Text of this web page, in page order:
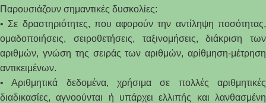
Παρουσιάζουν σημαντικές δυσκολίες:
• Σε δραστηριότητες, που αφορούν την αντίληψη ποσότητας,
ομαδοποιήσεις, σειροθετήσεις, ταξινομήσεις, διάκριση των
αριθμών, γνώση της σειράς των αριθμών, αρίθμηση-μέτρηση
αντικειμένων.
• Αριθμητικά δεδομένα, χρήσιμα σε πολλές αριθμητικές
διαδικασίες, αγνοούνται ή υπάρχει ελλιπής και λανθασμένη